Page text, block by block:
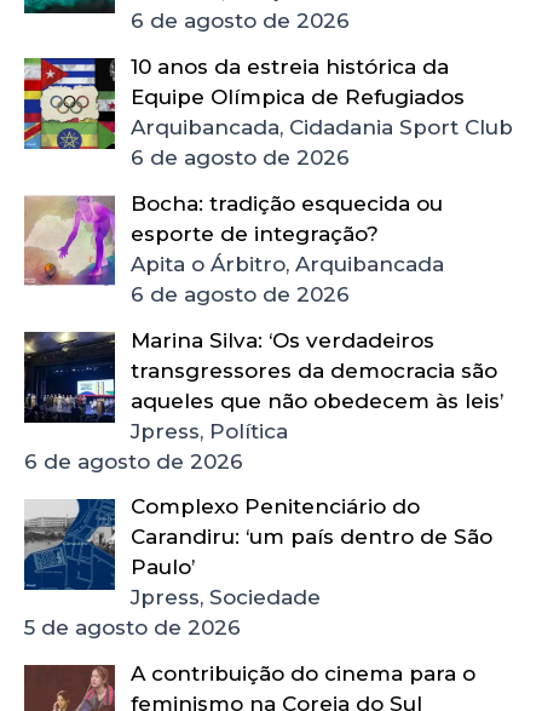
6 de agosto de 2026
10 anos da estreia histórica da
Equipe Olímpica de Refugiados
Arquibancada, Cidadania Sport Club
6 de agosto de 2026
Bocha: tradição esquecida ou
esporte de integração?
Apita o Árbitro, Arquibancada
6 de agosto de 2026
Marina Silva: ‘Os verdadeiros
transgressores da democracia são
aqueles que não obedecem às leis’
Jpress, Política
6 de agosto de 2026
Complexo Penitenciário do
Carandiru: ‘um país dentro de São
Paulo’
Jpress, Sociedade
5 de agosto de 2026
A contribuição do cinema para o
feminismo na Coreia do Sul